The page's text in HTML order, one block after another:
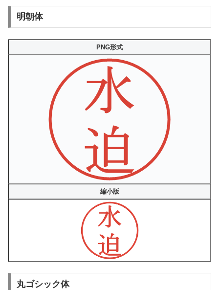
明朝体
PNG形式
縮小版
丸ゴシック体